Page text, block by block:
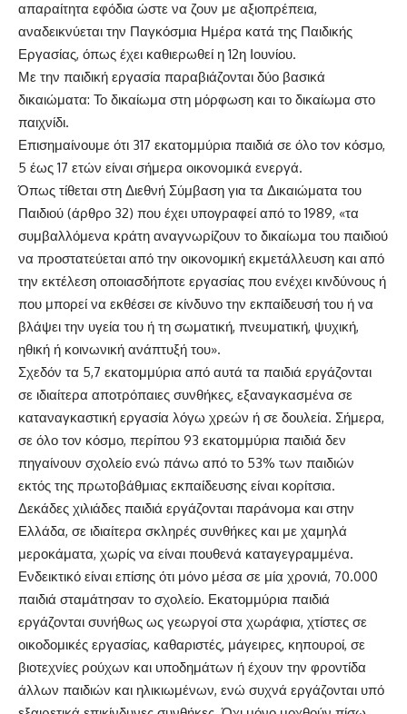
απαραίτητα εφόδια ώστε να ζουν με αξιοπρέπεια,
αναδεικνύεται την Παγκόσμια Ημέρα κατά της Παιδικής
Εργασίας, όπως έχει καθιερωθεί η 12η Ιουνίου.
Με την παιδική εργασία παραβιάζονται δύο βασικά
δικαιώματα: Το δικαίωμα στη μόρφωση και το δικαίωμα στο
παιχνίδι.
Επισημαίνουμε ότι 317 εκατομμύρια παιδιά σε όλο τον κόσμο,
5 έως 17 ετών είναι σήμερα οικονομικά ενεργά.
Όπως τίθεται στη Διεθνή Σύμβαση για τα Δικαιώματα του
Παιδιού (άρθρο 32) που έχει υπογραφεί από το 1989, «τα
συμβαλλόμενα κράτη αναγνωρίζουν το δικαίωμα του παιδιού
να προστατεύεται από την οικονομική εκμετάλλευση και από
την εκτέλεση οποιασδήποτε εργασίας που ενέχει κινδύνους ή
που μπορεί να εκθέσει σε κίνδυνο την εκπαίδευσή του ή να
βλάψει την υγεία του ή τη σωματική, πνευματική, ψυχική,
ηθική ή κοινωνική ανάπτυξή του».
Σχεδόν τα 5,7 εκατομμύρια από αυτά τα παιδιά εργάζονται
σε ιδιαίτερα αποτρόπαιες συνθήκες, εξαναγκασμένα σε
καταναγκαστική εργασία λόγω χρεών ή σε δουλεία. Σήμερα,
σε όλο τον κόσμο, περίπου 93 εκατομμύρια παιδιά δεν
πηγαίνουν σχολείο ενώ πάνω από το 53% των παιδιών
εκτός της πρωτοβάθμιας εκπαίδευσης είναι κορίτσια.
Δεκάδες χιλιάδες παιδιά εργάζονται παράνομα και στην
Ελλάδα, σε ιδιαίτερα σκληρές συνθήκες και με χαμηλά
μεροκάματα, χωρίς να είναι πουθενά καταγεγραμμένα.
Ενδεικτικό είναι επίσης ότι μόνο μέσα σε μία χρονιά, 70.000
παιδιά σταμάτησαν το σχολείο. Εκατομμύρια παιδιά
εργάζονται συνήθως ως γεωργοί στα χωράφια, χτίστες σε
οικοδομικές εργασίας, καθαριστές, μάγειρες, κηπουροί, σε
βιοτεχνίες ρούχων και υποδημάτων ή έχουν την φροντίδα
άλλων παιδιών και ηλικιωμένων, ενώ συχνά εργάζονται υπό